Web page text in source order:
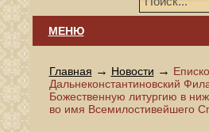
МЕНЮ
Главная → Новости →
Дальнеконстантиновский
Божественную литургию в
во имя Всемилостивейшего